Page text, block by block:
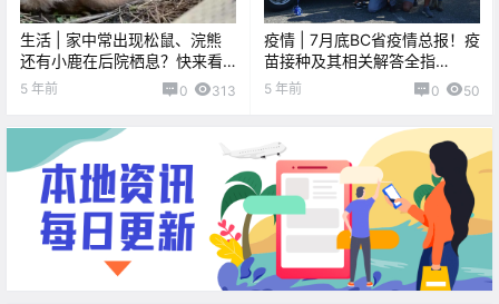
生活 | 家中常出现松鼠、浣熊
还有小鹿在后院栖息？快来看
看请走这些“不速之客”的秘籍
5 年前 0 313
疫情 | 7月底BC省疫情总报！疫
苗接种及其相关解答全指
南！！
5 年前 0 50